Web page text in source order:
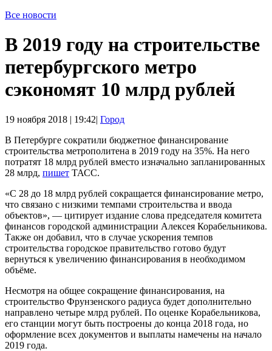
Все новости
В 2019 году на строительстве
петербургского метро
сэкономят 10 млрд рублей
19 ноября 2018 | 19:42| Город
В Петербурге сократили бюджетное финансирование
строительства метрополитена в 2019 году на 35%. На него
потратят 18 млрд рублей вместо изначально запланированных
28 млрд, пишет ТАСС.
«С 28 до 18 млрд рублей сокращается финансирование метро,
что связано с низкими темпами строительства и ввода
объектов», — цитирует издание слова председателя комитета
финансов городской администрации Алексея Корабельникова.
Также он добавил, что в случае ускорения темпов
строительства городское правительство готово будут
вернуться к увеличению финансирования в необходимом
объёме.
Несмотря на общее сокращение финансирования, на
строительство Фрунзенского радиуса будет дополнительно
направлено четыре млрд рублей. По оценке Корабельникова,
его станции могут быть построены до конца 2018 года, но
оформление всех документов и выплаты намечены на начало
2019 года.